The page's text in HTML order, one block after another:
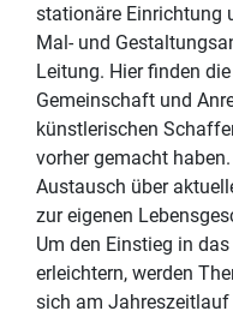
stationäre Einrichtung
Mal- und
Leitung. Hier finden
Gemeinschaft und
künstlerischen
vorher gemacht
Austausch über
zur eigenen
Um den Einstieg in
erleichtern, werden
sich am Jahreszeitlauf